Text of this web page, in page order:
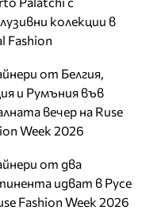
колекции в
Fashion
от Белгия,
и Румъния във
вечер на Ruse
Week 2026
от два
идват в Русе
Fashion Week 2026